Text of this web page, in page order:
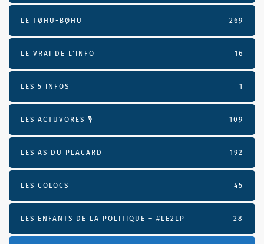
LE TØHU-BØHU 269
LE VRAI DE L’INFO 16
LES 5 INFOS 1
LES ACTUVORES 🎙 109
LES AS DU PLACARD 192
LES COLOCS 45
LES ENFANTS DE LA POLITIQUE – #LE2LP 28